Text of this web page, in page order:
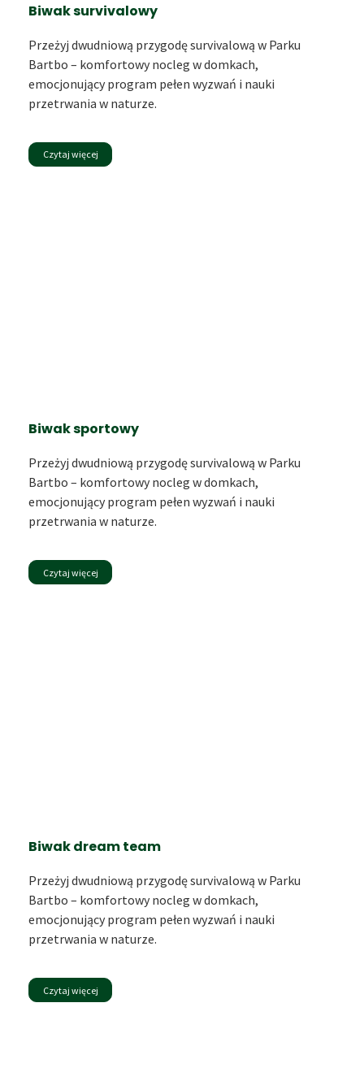
Biwak survivalowy
Przeżyj dwudniową przygodę survivalową w Parku
Bartbo – komfortowy nocleg w domkach,
emocjonujący program pełen wyzwań i nauki
przetrwania w naturze.
Czytaj więcej
Biwak sportowy
Przeżyj dwudniową przygodę survivalową w Parku
Bartbo – komfortowy nocleg w domkach,
emocjonujący program pełen wyzwań i nauki
przetrwania w naturze.
Czytaj więcej
Biwak dream team
Przeżyj dwudniową przygodę survivalową w Parku
Bartbo – komfortowy nocleg w domkach,
emocjonujący program pełen wyzwań i nauki
przetrwania w naturze.
Czytaj więcej